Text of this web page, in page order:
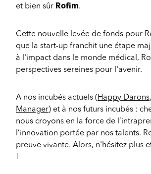
et bien sûr Rofim.
Cette nouvelle levée de fonds pour
que la start-up franchit une étape
à l'impact dans le monde médical,
perspectives sereines pour l'avenir.
A nos incubés actuels (Happy Darons,
Manager) et à nos futurs incubés :
nous croyons en la force de
l’innovation portée par nos talents.
preuve vivante. Alors, n'hésitez plus
!